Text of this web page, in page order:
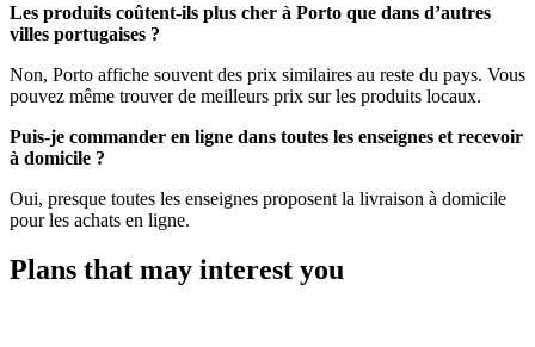
Les produits coûtent-ils plus cher à Porto que dans d’autres
villes portugaises ?
Non, Porto affiche souvent des prix similaires au reste du pays. Vous
pouvez même trouver de meilleurs prix sur les produits locaux.
Puis-je commander en ligne dans toutes les enseignes et recevoir
à domicile ?
Oui, presque toutes les enseignes proposent la livraison à domicile
pour les achats en ligne.
Plans that may interest you